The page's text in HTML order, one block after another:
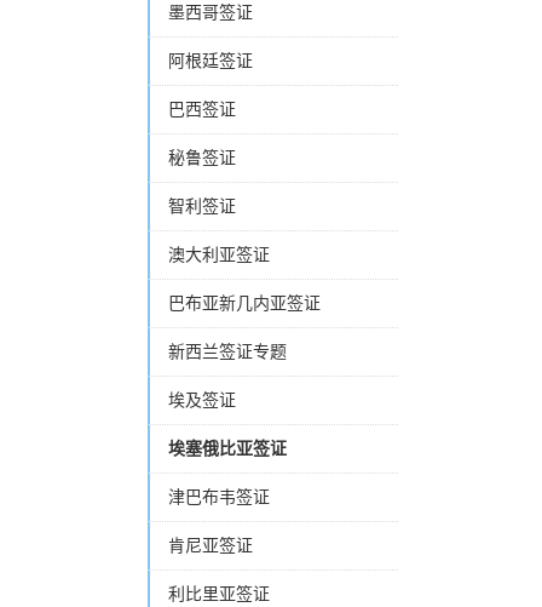
墨西哥签证
阿根廷签证
巴西签证
秘鲁签证
智利签证
澳大利亚签证
巴布亚新几内亚签证
新西兰签证专题
埃及签证
埃塞俄比亚签证
津巴布韦签证
肯尼亚签证
利比里亚签证